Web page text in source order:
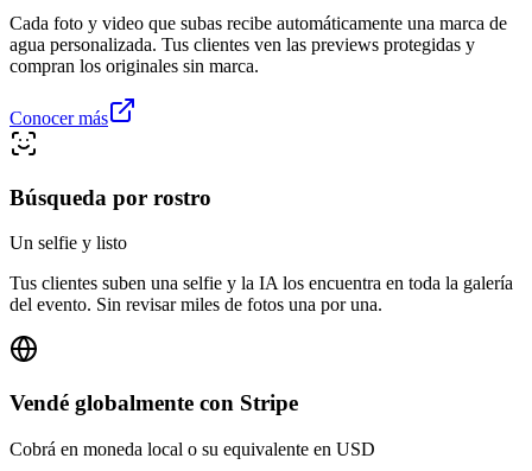
Cada foto y video que subas recibe automáticamente una marca de
agua personalizada. Tus clientes ven las previews protegidas y
compran los originales sin marca.
Conocer más
Búsqueda por rostro
Un selfie y listo
Tus clientes suben una selfie y la IA los encuentra en toda la galería
del evento. Sin revisar miles de fotos una por una.
Vendé globalmente con Stripe
Cobrá en moneda local o su equivalente en USD